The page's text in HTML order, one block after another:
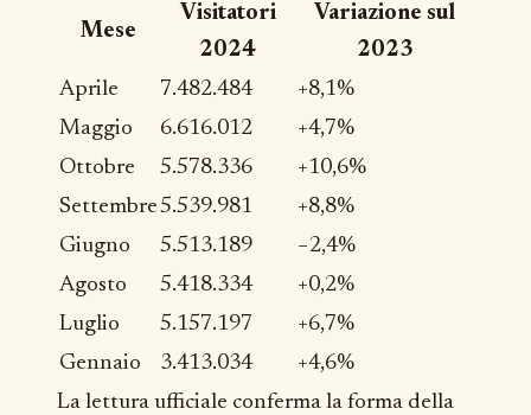
Mese
Visitatori
2024
Variazione sul
2023
Aprile
7.482.484
+8,1%
Maggio
6.616.012
+4,7%
Ottobre
5.578.336
+10,6%
Settembre5.539.981
+8,8%
Giugno
5.513.189
−2,4%
Agosto
5.418.334
+0,2%
Luglio
5.157.197
+6,7%
Gennaio
3.413.034
+4,6%
La lettura ufficiale conferma la forma della